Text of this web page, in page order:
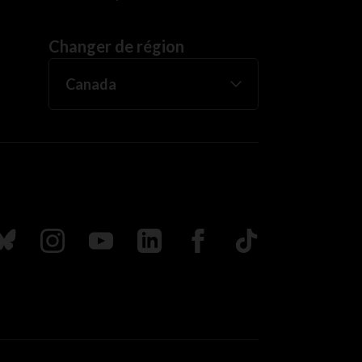
Changer de région
nous sur Bluesky
Suivez nous sur Instagram
Suivez nous sur Youtube
Suivez nous sur LinkedIn
Suivez nous sur
TikTok